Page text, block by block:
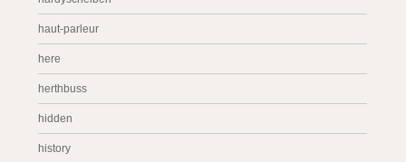
haut-parleur
here
herthbuss
hidden
history